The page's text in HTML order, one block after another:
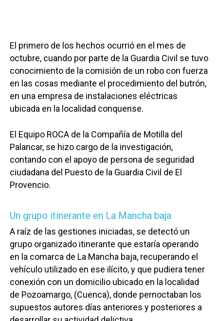
El primero de los hechos ocurrió en el mes de
octubre, cuando por parte de la Guardia Civil se tuvo
conocimiento de la comisión de un robo con fuerza
en las cosas mediante el procedimiento del butrón,
en una empresa de instalaciones eléctricas
ubicada en la localidad conquense.
El Equipo ROCA de la Compañía de Motilla del
Palancar, se hizo cargo de la investigación,
contando con el apoyo de persona de seguridad
ciudadana del Puesto de la Guardia Civil de El
Provencio.
Un grupo itinerante en La Mancha baja
A raíz de las gestiones iniciadas, se detectó un
grupo organizado itinerante que estaría operando
en la comarca de La Mancha baja, recuperando el
vehículo utilizado en ese ilícito, y que pudiera tener
conexión con un domicilio ubicado en la localidad
de Pozoamargo, (Cuenca), donde pernoctaban los
supuestos autores días anteriores y posteriores a